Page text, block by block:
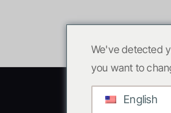
We've detected
you want to
English